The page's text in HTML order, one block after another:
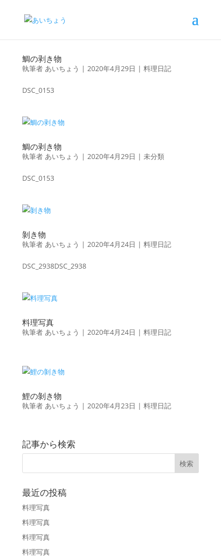
鯛の剥き物
執筆者 あいちょう | 2020年4月29日 | 料理日記
DSC_0153
鯛の剥き物
執筆者 あいちょう | 2020年4月29日 | 未分類
DSC_0153
剝き物
執筆者 あいちょう | 2020年4月24日 | 料理日記
DSC_2938DSC_2938
料理写真
執筆者 あいちょう | 2020年4月24日 | 料理日記
鯉の剝き物
執筆者 あいちょう | 2020年4月23日 | 料理日記
記事から検索
最近の投稿
料理写真
料理写真
料理写真
料理写真